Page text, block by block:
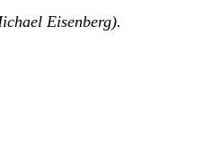
Eisenberg).